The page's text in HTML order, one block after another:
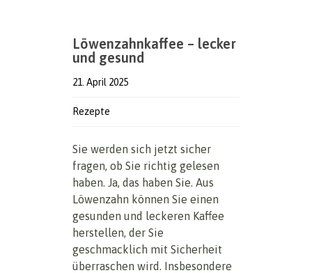
Löwenzahnkaffee – lecker
und gesund
21. April 2025
Rezepte
Sie werden sich jetzt sicher
fragen, ob Sie richtig gelesen
haben. Ja, das haben Sie. Aus
Löwenzahn können Sie einen
gesunden und leckeren Kaffee
herstellen, der Sie
geschmacklich mit Sicherheit
überraschen wird. Insbesondere